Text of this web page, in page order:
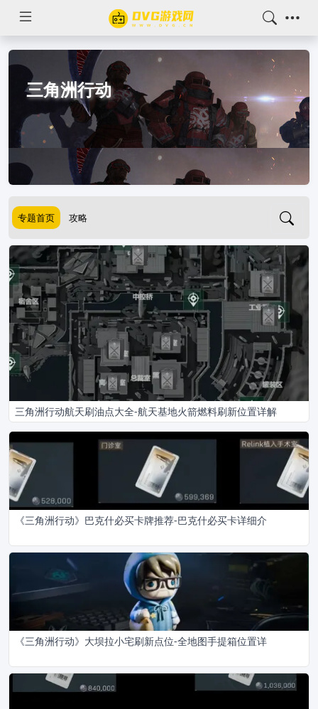
三角洲行动
专题首页 攻略
三角洲行动航天刷油点大全-航天基地火箭燃料刷新位置详解
《三角洲行动》巴克什必买卡牌推荐-巴克什必买卡详细介
《三角洲行动》大坝拉小宅刷新点位-全地图手提箱位置详